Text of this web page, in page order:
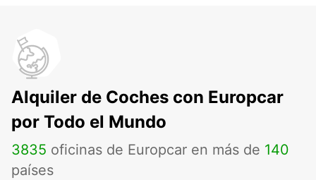
Alquiler de Coches con Europcar
por Todo el Mundo
3835 oficinas de Europcar en más de 140
países